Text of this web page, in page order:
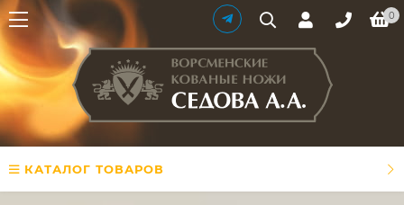
0
КАТАЛОГ ТОВАРОВ